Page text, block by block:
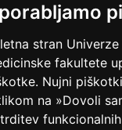
stran
fakultete
Nujni
na »Dovoli